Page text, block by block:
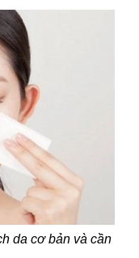
da cơ bản và cần